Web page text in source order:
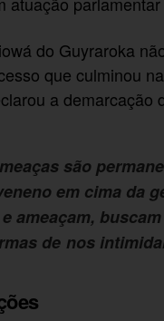
do Guyraroka
que culminou
a demarcação
são
em cima da
ameaçam,
de nos